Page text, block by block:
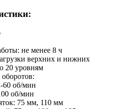
не менее 8 ч
верхних и нижних
20 уровням
60 об/мин
об/мин
75 мм, 110 мм